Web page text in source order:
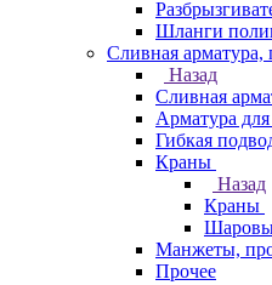
Шланги
Сливная арматура,
Назад
Сливная
Арматура для
Гибкая
Краны
Назад
Краны
Манжеты,
Прочее